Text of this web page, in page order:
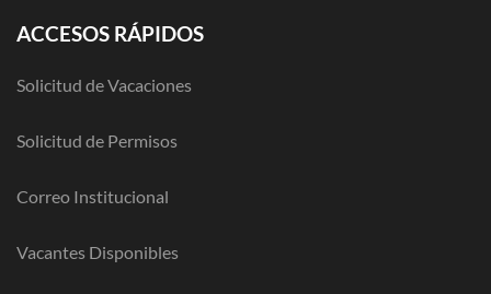
ACCESOS RÁPIDOS
Solicitud de Vacaciones
Solicitud de Permisos
Correo Institucional
Vacantes Disponibles